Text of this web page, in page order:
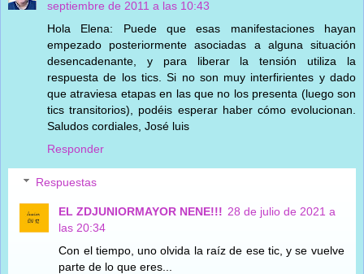
septiembre de 2011 a las 10:43
Hola Elena: Puede que esas manifestaciones hayan
empezado posteriormente asociadas a alguna situación
desencadenante, y para liberar la tensión utiliza la
respuesta de los tics. Si no son muy interfirientes y dado
que atraviesa etapas en las que no los presenta (luego son
tics transitorios), podéis esperar haber cómo evolucionan.
Saludos cordiales, José luis
Responder
Respuestas
EL ZDJUNIORMAYOR NENE!!! 28 de julio de 2021 a
las 20:34
Con el tiempo, uno olvida la raíz de ese tic, y se vuelve
parte de lo que eres...